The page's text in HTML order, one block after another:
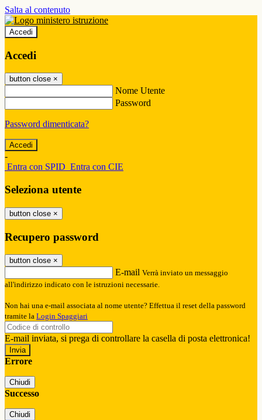
Salta al contenuto
Accedi
Accedi
button close ×
Nome Utente
Password
Password dimenticata?
-
Entra con SPID Entra con CIE
Seleziona utente
button close ×
Recupero password
button close ×
E-mail Verrà inviato un messaggio
all'indirizzo indicato con le istruzioni necessarie.
Non hai una e-mail associata al nome utente? Effettua il reset della password
tramite la Login Spaggiari
E-mail inviata, si prega di controllare la casella di posta elettronica!
Errore
Chiudi
Successo
Chiudi